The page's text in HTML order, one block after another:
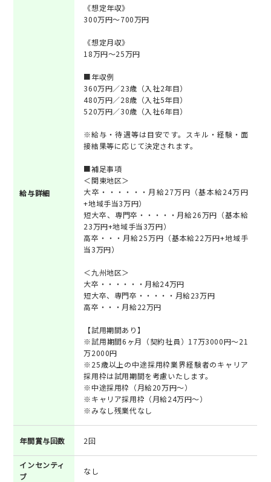
給与詳細
《想定年収》
300万円～700万円
《想定月収》
18万円～25万円
■年収例
360万円／23歳（入社2年目）
480万円／28歳（入社5年目）
520万円／30歳（入社6年目）
※給与・待遇等は目安です。スキル・経験・面
接結果等に応じて決定されます。
■補足事項
＜関東地区＞
大卒・・・・・・月給27万円（基本給24万円
+地域手当3万円）
短大卒、専門卒・・・・・月給26万円（基本給
23万円+地域手当3万円）
高卒・・・月給25万円（基本給22万円+地域手
当3万円）
＜九州地区＞
大卒・・・・・・月給24万円
短大卒、専門卒・・・・・月給23万円
高卒・・・月給22万円
【試用期間あり】
※試用期間6ヶ月（契約社員）17万3000円～21
万2000円
※25歳以上の中途採用枠業界経験者のキャリア
採用枠は試用期間を考慮いたします。
※中途採用枠（月給20万円～）
※キャリア採用枠（月給24万円～）
※みなし残業代なし
年間賞与回数 2回
インセンティ
ブ
なし